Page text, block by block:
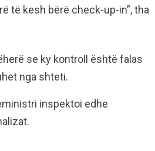
të kesh bërë check-up-in”, tha
se ky kontroll është falas
nga shteti.
inspektoi edhe